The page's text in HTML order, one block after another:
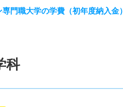
専門職大学の学費（初年度納入金
科